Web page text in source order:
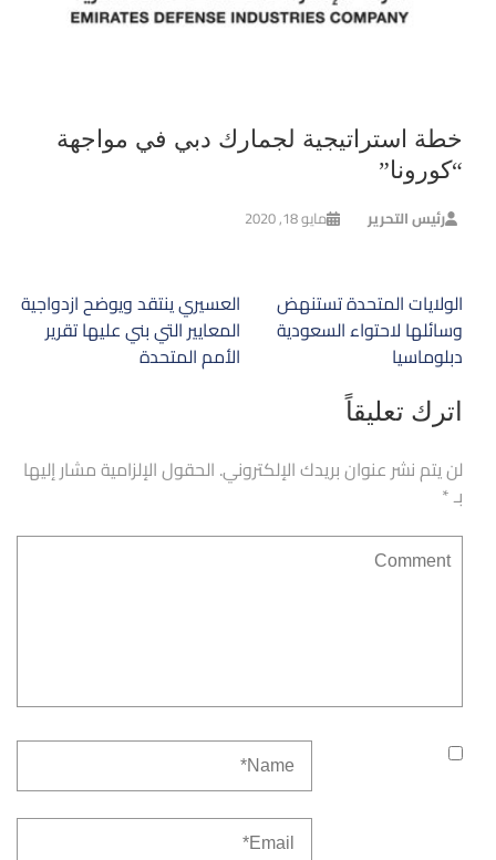
خطة استراتيجية لجمارك دبي في مواجهة
“كورونا”
رئيس التحرير مايو 18, 2020
تصفّح
المقالات
العسيري ينتقد ويوضح ازدواجية
المعايير التي بني عليها تقرير
الأمم المتحدة
الولايات المتحدة تستنهض
وسائلها لاحتواء السعودية
دبلوماسيا
اترك تعليقاً
لن يتم نشر عنوان بريدك الإلكتروني. الحقول الإلزامية مشار إليها
بـ*